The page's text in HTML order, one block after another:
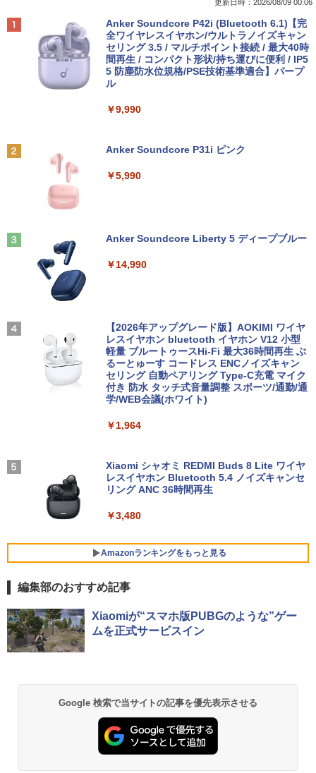
付き 初心者向けノートPC 初期設定済 1
メモリ4GB～ 高速SSD1TB 最大 フルHD
Webカメラ zoom 軽量薄型 無線 型番更
新で在庫処分
￥12,980
ラ テンキー Windows11 ノートパソコン
【★最大100%ポイント】【フルHD×WE
モリ:8GB/16GB/SSD:256GB/512GB/1T
￥26,800
HP ProBook 450 G6 15.6型大画面フルH
D テンキー 8世代Core i5-8265U NVMeS
SD512GB メモリ16GB Webカメラ内蔵
11 送料無料 中古ノートパソコン
ン VETESA Intel Celeron 6500Y メモリ
ードwindows11搭載 office2024付き 初
期設定済 IPS広視野角 無線機能 超軽量 P
インチ FHD 1920×1080 1080P Fast IPS
パネル PU保護カバー付き 非光沢 1200:1
高コントラスト 超軽量 640g スピーカー
内蔵 Type-C/HDMI 接続 PS5/Switch/PC/
スマホ対応 MFP156T1F
￥8,999
21BA 対応 1920x1200 WUXGA IPS LED
パネル
バイルモニター 10.5インチ 11インチ フ
V
￥10,999
【期間限定5%OFFクーポン 8/12 10時ま
インチ 24インチ 180Hz 180hz FHD フリ
ブラック MAXZEN MGM25IC03 マクス
ゼン
【16%OFF！8/11 1:59まで】AOPEN ゲ
ーミングモニター 23.8インチ IPS フル
5ms sRGB 99% AMD FreeSync Premiu
ピーカー・ヘッドフォン端子搭載 ゼロフ
レーム スピーカー搭載 VESA 24KG3YX1
bmipx
子書籍】[ ワイエム系 ]
￥792
【送料無料】現代法律実務の諸問題 令和
￥8,030
【3千円以上送料無料】就業規則の法律実
￥2,420
【最大3％OFF】 【中古】 送料無料 ワイ
ド版 俺たちのフィールド 全18巻 村枝賢
一 中古コミック 漫画 全巻セット マンガ
更新日時：2026/08/09 00:06
Anker Soundcore P42i (Bluetooth 6.1)【完
全ワイヤレスイヤホン/ウルトラノイズキャン
セリング 3.5 / マルチポイント接続 / 最大40時
間再生 / コンパクト形状/持ち運びに便利 / IP5
5 防塵防水位規格/PSE技術基準適合】パープ
ル
￥9,990
Anker Soundcore P31i ピンク
￥5,990
Anker Soundcore Liberty 5 ディープブルー
￥14,990
【2026年アップグレード版】AOKIMI ワイヤ
レスイヤホン bluetooth イヤホン V12 小型
軽量 ブルートゥースHi-Fi 最大36時間再生 ぶ
るーとゅーす コードレス ENCノイズキャン
セリング 自動ペアリング Type-C充電 マイク
付き 防水 タッチ式音量調整 スポーツ/通勤/通
学/WEB会議(ホワイト)
￥1,964
Xiaomi シャオミ REDMI Buds 8 Lite ワイヤ
レスイヤホン Bluetooth 5.4 ノイズキャンセ
リング ANC 36時間再生
￥3,480
Amazonランキングをもっと見る
BRUCE WAYNE feat. Flo Milli, ATL Jacob
[Explicit]
BRUCE WAYNE feat. Flo Milli, ATL Jacob
[Explicit]
￥250
by Amazon 天然水 ラベルレス 500ml ×24本
富士山の天然水 バナジウム含有 水 ミネラル
ウォーター ペットボトル 静岡県産 500ミリリ
ET ラベルレス ×8本
薬屋のひとりごと 17巻 (デジタル版ビッグガ
ンガンコミックス)
異世界居酒屋「のぶ」(22) (角川コミックス・
エース)
￥832
編集部のおすすめ記事
Xiaomiが“スマホ版PUBGのような”ゲー
ムを正式サービスイン
Google 検索で当サイトの記事を優先表示させる